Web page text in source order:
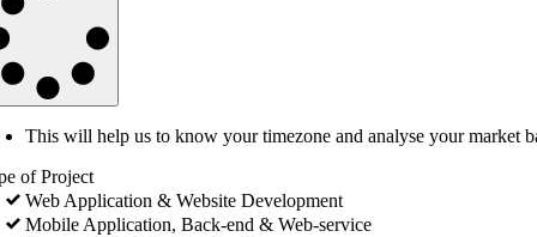
This will help us to know your timezone and analyse your market
of Project
Web Application & Website Development
Mobile Application, Back-end & Web-service